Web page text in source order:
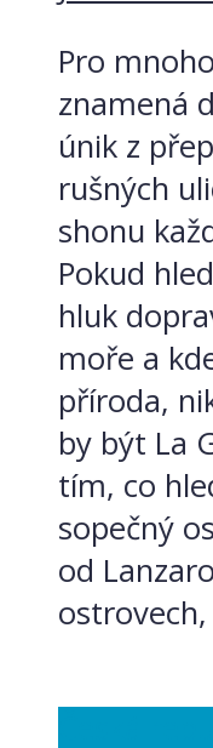
Pro
znamená
únik z
rušných
shonu
Pokud
hluk
moře a
příroda,
by být La
tím, co
sopečný
od